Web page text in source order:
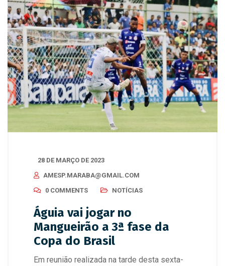
28 DE MARÇO DE 2023
AMESP.MARABA@GMAIL.COM
0 COMMENTS
NOTÍCIAS
Águia vai jogar no
Mangueirão a 3ª fase da
Copa do Brasil
Em reunião realizada na tarde desta sexta-